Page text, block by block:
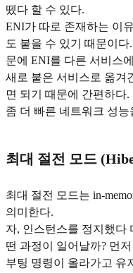
뗐다 할 수 있다.
ENI가 따로 존재하는 이
도 붙을 수 있기 때문이
문에 ENI를 다른 서비스
새로 붙은 서비스로 옮겨
면 되기 때문에 간편하다.
좀 더 빠른 네트워크 성
최대 절전 모드
최대 절전 모드는 in-
의미한다.
자, 인스턴스를 정지했다
떤 과정이 일어날까? 먼
부팅 명령이 올라가고 유